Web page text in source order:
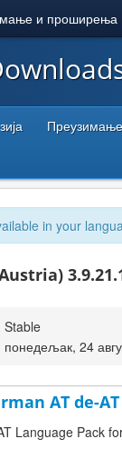
и проширења
Преузимање
in your
Stable
понедељак, 24
AT de-
Language Pack